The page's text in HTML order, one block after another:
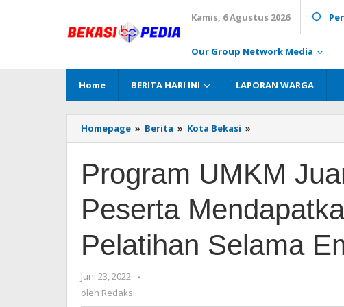
Kamis, 6 Agustus 2026
Our Group Network Media
Home BERITA HARI INI LAPORAN WARGA
Homepage » Berita » Kota Bekasi »
UMKM
Resmi
Dibuka,
Peserta
Mendapatkan
Pendampingan
&
Pelatihan
Program UMKM
Peserta
Pelatihan Selama
Juni 23, 2022
oleh
-
oleh Redaksi